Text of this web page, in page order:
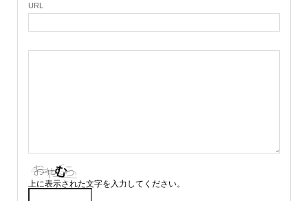
URL
上に表示された文字を入力してください。